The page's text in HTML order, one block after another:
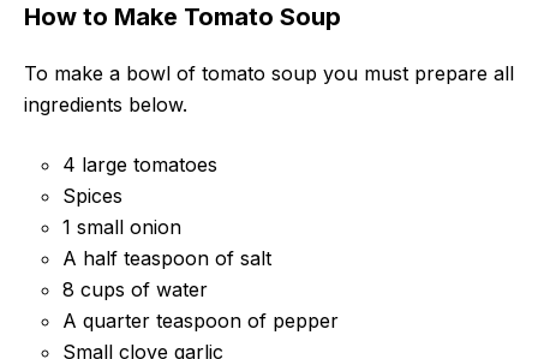
How to Make Tomato Soup
To make a bowl of tomato soup you must prepare all
ingredients below.
4 large tomatoes
Spices
1 small onion
A half teaspoon of salt
8 cups of water
A quarter teaspoon of pepper
Small clove garlic